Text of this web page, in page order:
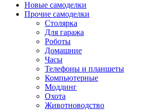
Новые самоделки
Прочие самоделки
Столярка
Для гаража
Роботы
Домашние
Часы
Телефоны и планшеты
Компьютерные
Моддинг
Охота
Животноводство